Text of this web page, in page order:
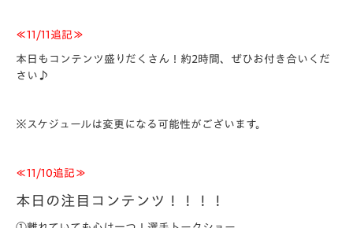
≪11/11追記≫
本日もコンテンツ盛りだくさん！約2時間、ぜひお付き合いくだ
さい♪
※スケジュールは変更になる可能性がございます。
≪11/10追記≫
本日の注目コンテンツ！！！！